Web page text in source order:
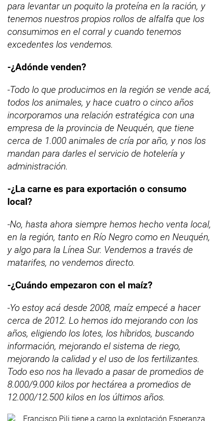
para levantar un poquito la proteína en la ración, y
tenemos nuestros propios rollos de alfalfa que los
consumimos en el corral y cuando tenemos
excedentes los vendemos.
-¿Adónde venden?
-Todo lo que producimos en la región se vende acá,
todos los animales, y hace cuatro o cinco años
incorporamos una relación estratégica con una
empresa de la provincia de Neuquén, que tiene
cerca de 1.000 animales de cría por año, y nos los
mandan para darles el servicio de hotelería y
administración.
-¿La carne es para exportación o consumo
local?
-No, hasta ahora siempre hemos hecho venta local,
en la región, tanto en Río Negro como en Neuquén,
y algo para la Línea Sur. Vendemos a través de
matarifes, no vendemos directo.
-¿Cuándo empezaron con el maíz?
-Yo estoy acá desde 2008, maíz empecé a hacer
cerca de 2012. Lo hemos ido mejorando con los
años, eligiendo los lotes, los híbridos, buscando
información, mejorando el sistema de riego,
mejorando la calidad y el uso de los fertilizantes.
Todo eso nos ha llevado a pasar de promedios de
8.000/9.000 kilos por hectárea a promedios de
12.000/12.500 kilos en los últimos años.